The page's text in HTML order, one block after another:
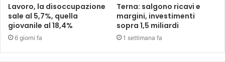
Lavoro, la disoccupazione
sale al 5,7%, quella
giovanile al 18,4%
6 giorni fa
Terna: salgono ricavi e
margini, investimenti
sopra 1,5 miliardi
1 settimana fa